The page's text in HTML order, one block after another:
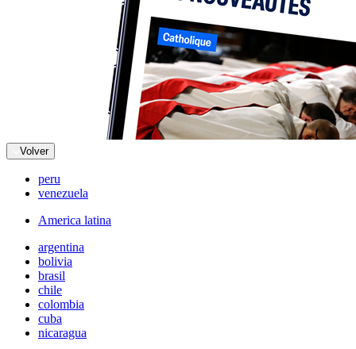
Volver
peru
venezuela
America latina
argentina
bolivia
brasil
chile
colombia
cuba
nicaragua